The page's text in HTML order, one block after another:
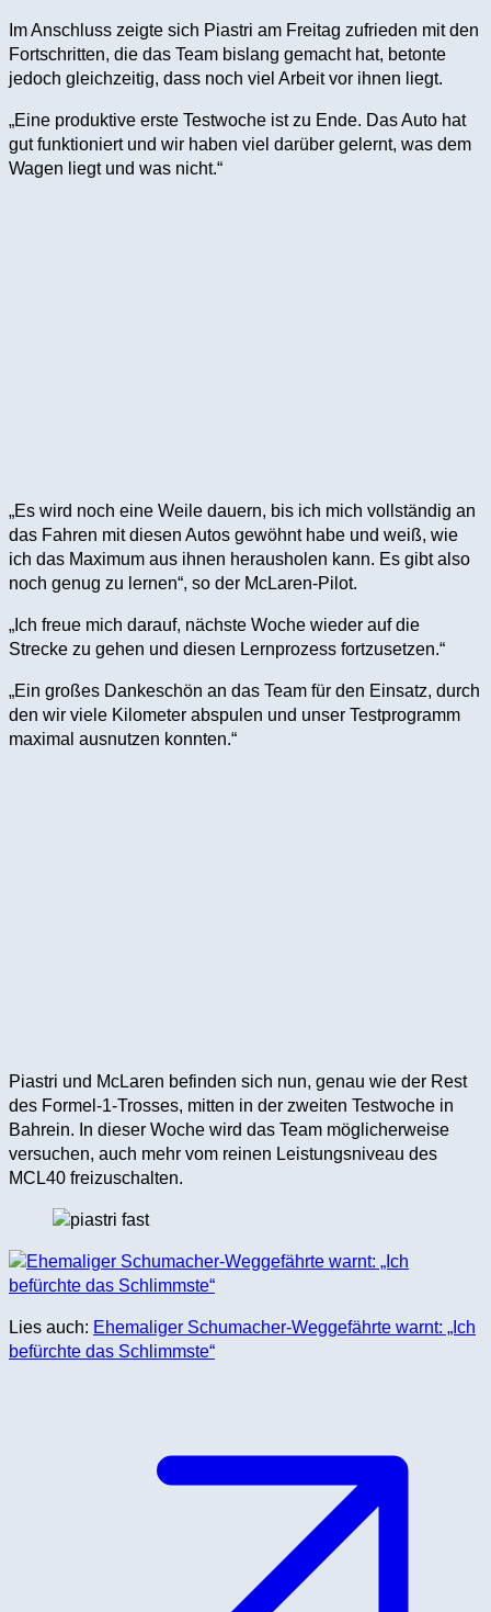
Im Anschluss zeigte sich Piastri am Freitag zufrieden mit den
Fortschritten, die das Team bislang gemacht hat, betonte
jedoch gleichzeitig, dass noch viel Arbeit vor ihnen liegt.
„Eine produktive erste Testwoche ist zu Ende. Das Auto hat
gut funktioniert und wir haben viel darüber gelernt, was dem
Wagen liegt und was nicht.“
„Es wird noch eine Weile dauern, bis ich mich vollständig an
das Fahren mit diesen Autos gewöhnt habe und weiß, wie
ich das Maximum aus ihnen herausholen kann. Es gibt also
noch genug zu lernen“, so der McLaren-Pilot.
„Ich freue mich darauf, nächste Woche wieder auf die
Strecke zu gehen und diesen Lernprozess fortzusetzen.“
„Ein großes Dankeschön an das Team für den Einsatz, durch
den wir viele Kilometer abspulen und unser Testprogramm
maximal ausnutzen konnten.“
Piastri und McLaren befinden sich nun, genau wie der Rest
des Formel-1-Trosses, mitten in der zweiten Testwoche in
Bahrein. In dieser Woche wird das Team möglicherweise
versuchen, auch mehr vom reinen Leistungsniveau des
MCL40 freizuschalten.
Lies auch: Ehemaliger Schumacher-Weggefährte warnt: „Ich
befürchte das Schlimmste“